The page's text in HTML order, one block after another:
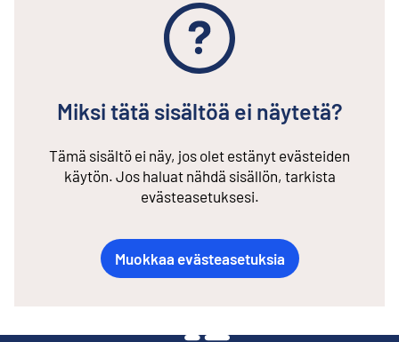
Miksi tätä sisältöä ei näytetä?
Tämä sisältö ei näy, jos olet estänyt evästeiden
käytön. Jos haluat nähdä sisällön, tarkista
evästeasetuksesi.
Muokkaa evästeasetuksia